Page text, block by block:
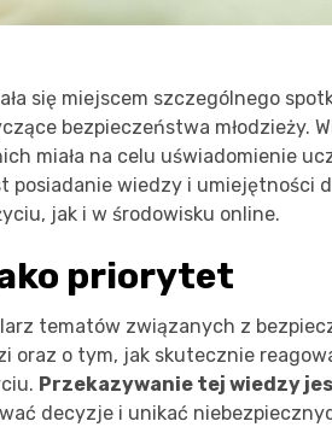
się miejscem szczególnego
bezpieczeństwa młodzieży.
miała na celu uświadomienie
posiadanie wiedzy i umiejętności
jak i w środowisku online.
priorytet
tematów związanych z
oraz o tym, jak skutecznie
Przekazywanie tej wiedzy
decyzje i unikać